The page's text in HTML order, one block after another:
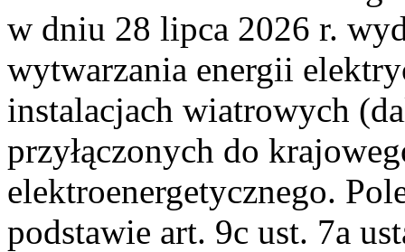
w dniu 28 lipca 2026 r.
wytwarzania energii
instalacjach wiatrowych
przyłączonych do
elektroenergetycznego.
podstawie art. 9c ust. 7a